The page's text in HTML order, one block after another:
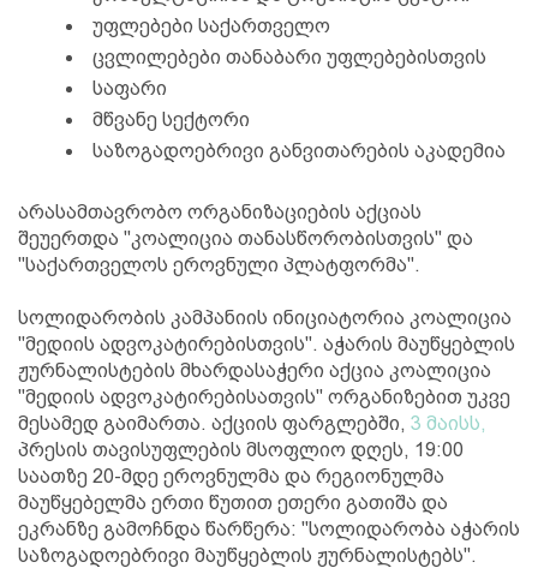
უფლებები საქართველო
ცვლილებები თანაბარი უფლებებისთვის
საფარი
მწვანე სექტორი
საზოგადოებრივი განვითარების აკადემია
არასამთავრობო ორგანიზაციების აქციას
შეუერთდა "კოალიცია თანასწორობისთვის" და
"საქართველოს ეროვნული პლატფორმა".
სოლიდარობის კამპანიის ინიციატორია კოალიცია
"მედიის ადვოკატირებისთვის". აჭარის მაუწყებლის
ჟურნალისტების მხარდასაჭერი აქცია კოალიცია
"მედიის ადვოკატირებისათვის" ორგანიზებით უკვე
მესამედ გაიმართა. აქციის ფარგლებში, 3 მაისს,
პრესის თავისუფლების მსოფლიო დღეს, 19:00
საათზე 20-მდე ეროვნულმა და რეგიონულმა
მაუწყებელმა ერთი წუთით ეთერი გათიშა და
ეკრანზე გამოჩნდა წარწერა: "სოლიდარობა აჭარის
საზოგადოებრივი მაუწყებლის ჟურნალისტებს".